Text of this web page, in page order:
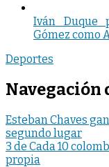
Iván Duque
Gómez como
Deportes
Navegación
Esteban Chaves
segundo lugar
3 de Cada 10
propia